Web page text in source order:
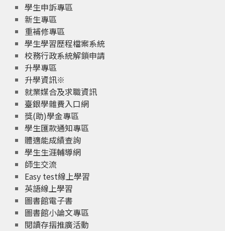
學生申訴專區
新生專區
重補修專區
學生學習歷程檔案系統
校務行政系統解鎖申請
升學專區
升學資訊※
就業媒合及求職資訊
臺銀學雜費入口網
獎(助)學金專區
學生匯款通知專區
體適能成績查詢
學生生涯輔導網
師生交流
Easy test線上學習
英語線上學習
圖書館電子書
圖書館小論文專區
閱讀存摺推廣活動